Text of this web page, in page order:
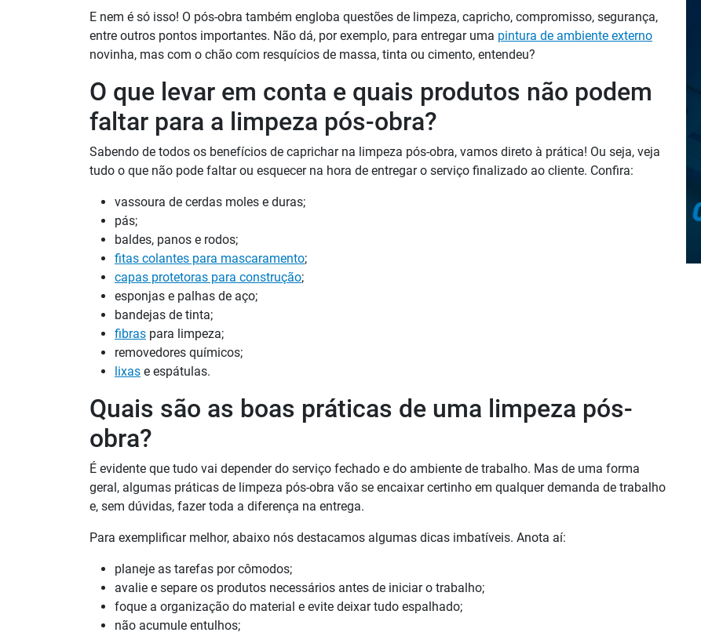
E nem é só isso! O pós-obra também engloba questões de limpeza, capricho, compromisso, segurança,
entre outros pontos importantes. Não dá, por exemplo, para entregar uma pintura de ambiente externo
novinha, mas com o chão com resquícios de massa, tinta ou cimento, entendeu?
O que levar em conta e quais produtos não podem
faltar para a limpeza pós-obra?
Sabendo de todos os benefícios de caprichar na limpeza pós-obra, vamos direto à prática! Ou seja, veja
tudo o que não pode faltar ou esquecer na hora de entregar o serviço finalizado ao cliente. Confira:
vassoura de cerdas moles e duras;
pás;
baldes, panos e rodos;
fitas colantes para mascaramento;
capas protetoras para construção;
esponjas e palhas de aço;
bandejas de tinta;
fibras para limpeza;
removedores químicos;
lixas e espátulas.
Quais são as boas práticas de uma limpeza pós-
obra?
É evidente que tudo vai depender do serviço fechado e do ambiente de trabalho. Mas de uma forma
geral, algumas práticas de limpeza pós-obra vão se encaixar certinho em qualquer demanda de trabalho
e, sem dúvidas, fazer toda a diferença na entrega.
Para exemplificar melhor, abaixo nós destacamos algumas dicas imbatíveis. Anota aí:
planeje as tarefas por cômodos;
avalie e separe os produtos necessários antes de iniciar o trabalho;
foque a organização do material e evite deixar tudo espalhado;
não acumule entulhos;